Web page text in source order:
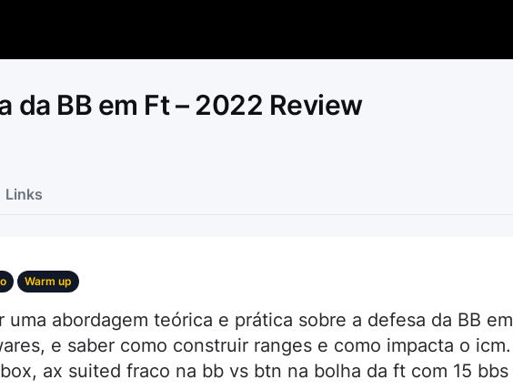
da BB em Ft – 2022 Review
Links
Warm up
abordagem teórica e prática sobre a defesa da BB em
e saber como construir ranges e como impacta o icm.
ax suited fraco na bb vs btn na bolha da ft com 15 bbs